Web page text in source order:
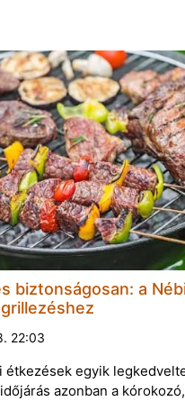
biztonságosan: a
22:03
étkezések egyik
azonban a